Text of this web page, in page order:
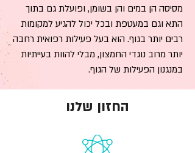
מסיסה הן במים והן בשומן, ופועלת גם בתוך
התא וגם במעטפת ובכל יכול להגיע למקומות
רבים יותר בגוף. הוא בעל פעילות רפואית רחבה
יותר מרוב נוגדי החמצון, מבלי להוות בעייתיות
במנגנון הפעילות של הגוף.
החזון שלנו